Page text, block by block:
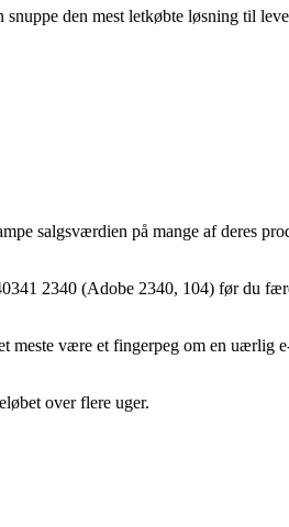
den mest letkøbte løsning til
salgsværdien på mange af deres
2340 (Adobe 2340, 104) før du
meste være et fingerpeg om en uærlig
over flere uger.